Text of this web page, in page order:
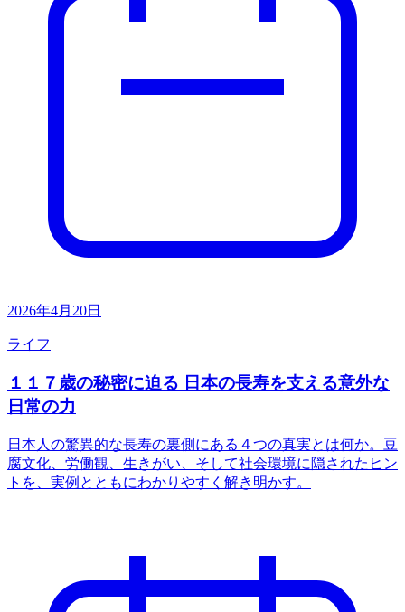
2026年4月20日
ライフ
１１７歳の秘密に迫る 日本の長寿を支える意外な
日常の力
日本人の驚異的な長寿の裏側にある４つの真実とは何か。豆
腐文化、労働観、生きがい、そして社会環境に隠されたヒン
トを、実例とともにわかりやすく解き明かす。